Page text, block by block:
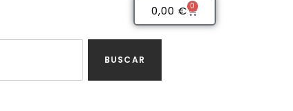
0,00 € 0
BUSCAR